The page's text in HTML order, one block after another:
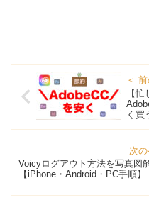
【
く買
Voicyログアウト方法を写真図
【iPhone・Android・PC手順】